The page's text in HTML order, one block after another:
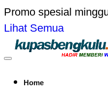
Promo spesial
Lihat Semua
Home